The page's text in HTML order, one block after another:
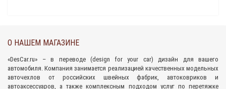
О НАШЕМ МАГАЗИНЕ
«DesCar.ru» – в переводе (design for your car) дизайн для вашего
автомобиля. Компания занимается реализацией качественных модельных
авточехлов от российских швейных фабрик, автоковриков и
автоаксессуаров, а также комплексным подходом услуг по перетяжке